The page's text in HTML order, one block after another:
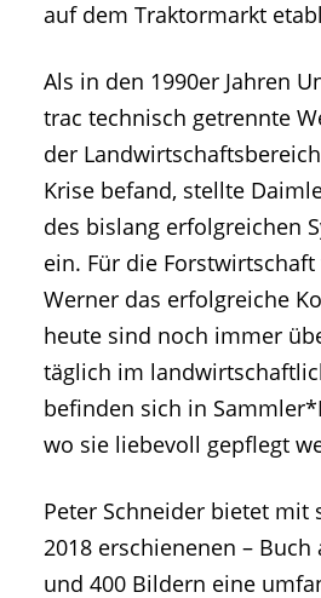
auf dem Traktormarkt
Als in den 1990er Jahren
trac technisch getrennte
der
Krise befand, stellte
des bislang erfolgreichen
ein. Für die
Werner das erfolgreiche
heute sind noch immer
täglich im
befinden sich in
wo sie liebevoll gepflegt
Peter Schneider bietet mit
2018 erschienenen – Buch
und 400 Bildern eine